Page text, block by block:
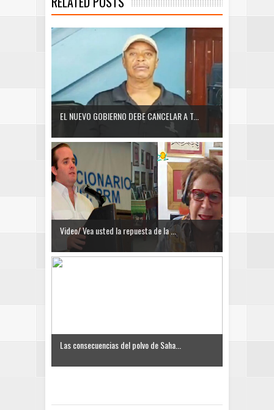
EL NUEVO GOBIERNO DEBE CANCELAR A T...
Video/ Vea usted la repuesta de la ...
Las consecuencias del polvo de Saha...